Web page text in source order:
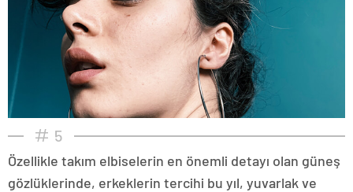
5
Özellikle takım elbiselerin en önemli detayı olan güneş
gözlüklerinde, erkeklerin tercihi bu yıl, yuvarlak ve